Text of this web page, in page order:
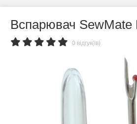
Вспарювач SewMate
0 відгук(ів)